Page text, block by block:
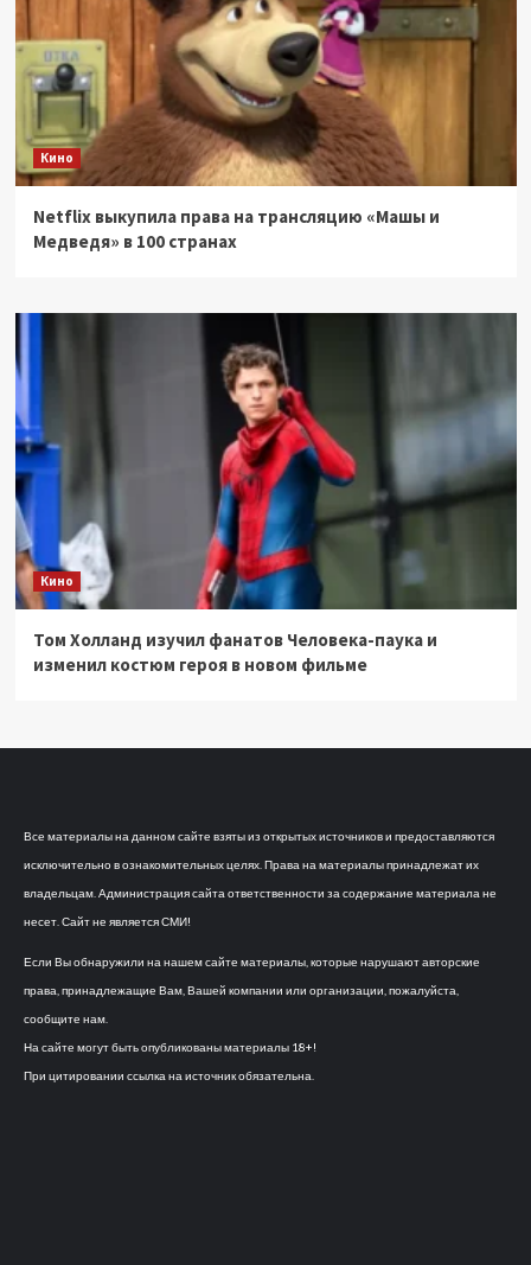
Кино
Netflix выкупила права на трансляцию «Машы и
Медведя» в 100 странах
Кино
Том Холланд изучил фанатов Человека-паука и
изменил костюм героя в новом фильме
Все материалы на данном сайте взяты из открытых источников и предоставляются
исключительно в ознакомительных целях. Права на материалы принадлежат их
владельцам. Администрация сайта ответственности за содержание материала не
несет. Сайт не является СМИ!
Если Вы обнаружили на нашем сайте материалы, которые нарушают авторские
права, принадлежащие Вам, Вашей компании или организации, пожалуйста,
сообщите нам.
На сайте могут быть опубликованы материалы 18+!
При цитировании ссылка на источник обязательна.